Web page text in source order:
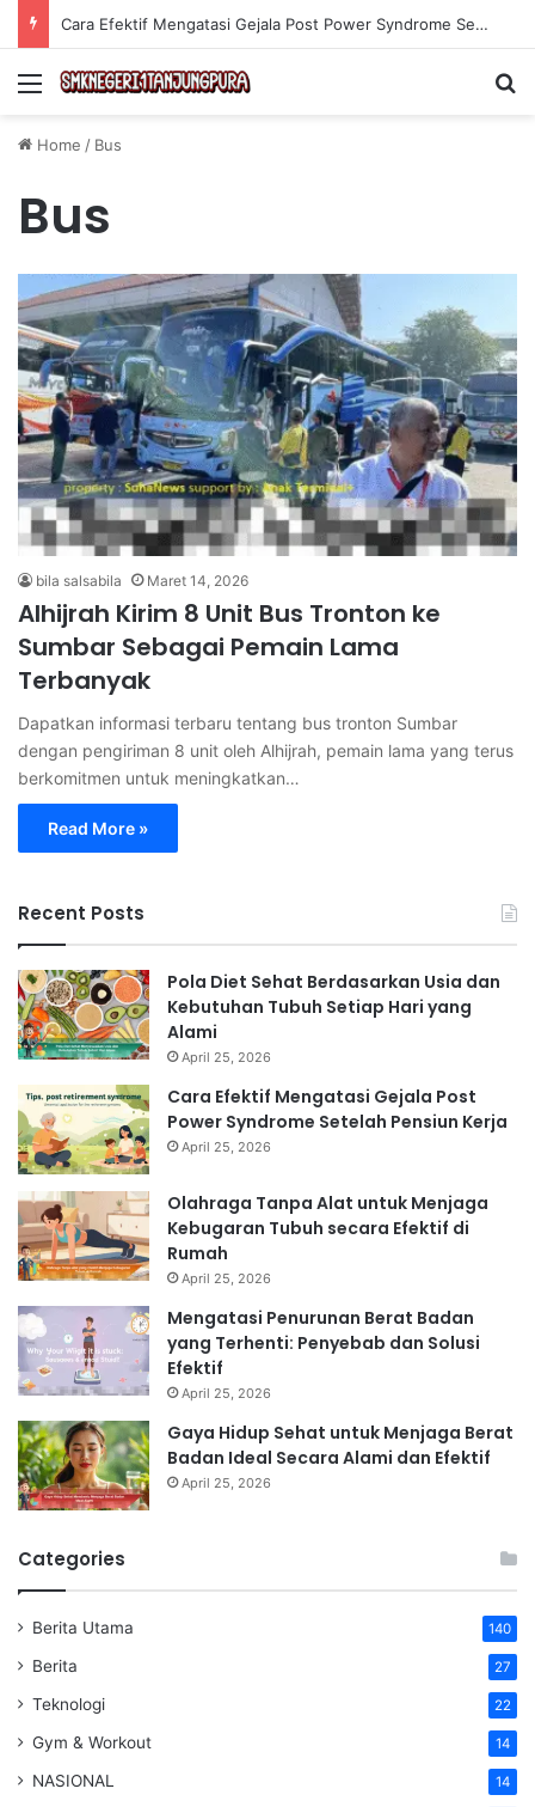
Cara Efektif Mengatasi Gejala Post Power Syndrome Setelah Pensiun Kerja
Menu
Home / Bus
Bus
bila salsabila Maret 14, 2026
Alhijrah Kirim 8 Unit Bus Tronton ke
Sumbar Sebagai Pemain Lama
Terbanyak
Dapatkan informasi terbaru tentang bus tronton Sumbar
dengan pengiriman 8 unit oleh Alhijrah, pemain lama yang terus
berkomitmen untuk meningkatkan…
Read More »
Recent Posts
Pola Diet Sehat Berdasarkan Usia dan
Kebutuhan Tubuh Setiap Hari yang
Alami
April 25, 2026
Cara Efektif Mengatasi Gejala Post
Power Syndrome Setelah Pensiun Kerja
April 25, 2026
Olahraga Tanpa Alat untuk Menjaga
Kebugaran Tubuh secara Efektif di
Rumah
April 25, 2026
Mengatasi Penurunan Berat Badan
yang Terhenti: Penyebab dan Solusi
Efektif
April 25, 2026
Gaya Hidup Sehat untuk Menjaga Berat
Badan Ideal Secara Alami dan Efektif
April 25, 2026
Categories
Berita Utama 140
Berita 27
Teknologi 22
Gym & Workout 14
NASIONAL 14